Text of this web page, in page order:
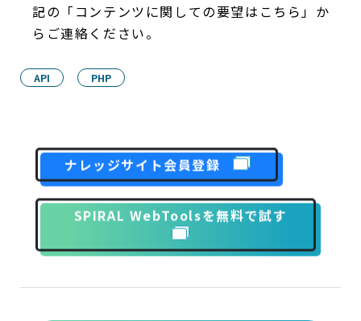
記の「コンテンツに関しての要望はこちら」か
らご連絡ください。
API PHP
ナレッジサイト会員登録
SPIRAL WebToolsを無料で試す